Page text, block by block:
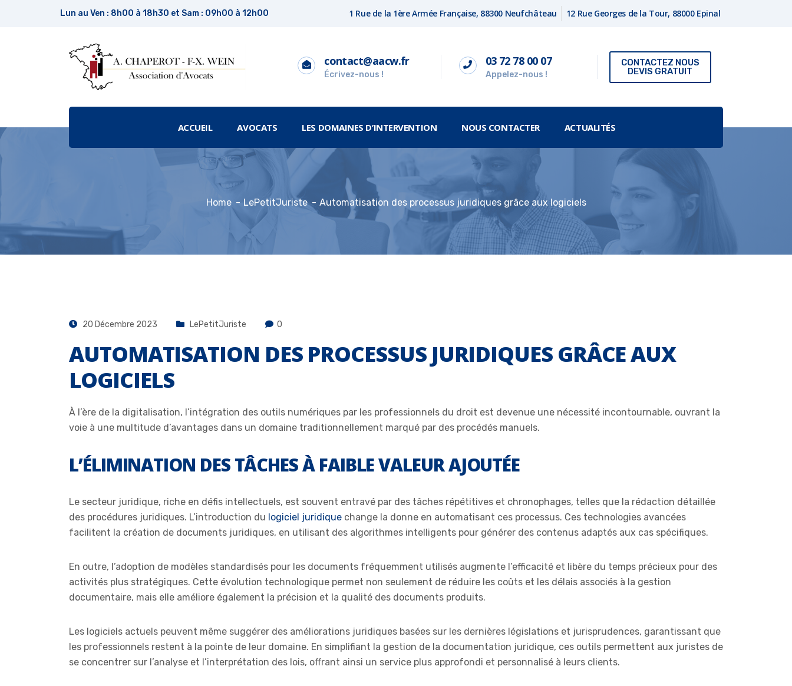
Lun au Ven : 8h00 à 18h30 et Sam : 09h00 à 12h00 1 Rue de la 1ère Armée Française, 88300 Neufchâteau 12 Rue Georges de la Tour, 88000 Epinal
contact@aacw.fr
Écrivez-nous !
03 72 78 00 07
Appelez-nous !
CONTACTEZ NOUS
DEVIS GRATUIT
ACCUEIL AVOCATS LES DOMAINES D’INTERVENTION NOUS CONTACTER ACTUALITÉS
Home LePetitJuriste Automatisation des processus juridiques grâce aux logiciels
20 Décembre 2023 LePetitJuriste 0
AUTOMATISATION DES PROCESSUS JURIDIQUES GRÂCE AUX
LOGICIELS
À l’ère de la digitalisation, l’intégration des outils numériques par les professionnels du droit est devenue une nécessité incontournable, ouvrant la
voie à une multitude d’avantages dans un domaine traditionnellement marqué par des procédés manuels.
L’ÉLIMINATION DES TÂCHES À FAIBLE VALEUR AJOUTÉE
Le secteur juridique, riche en défis intellectuels, est souvent entravé par des tâches répétitives et chronophages, telles que la rédaction détaillée
des procédures juridiques. L’introduction du logiciel juridique change la donne en automatisant ces processus. Ces technologies avancées
facilitent la création de documents juridiques, en utilisant des algorithmes intelligents pour générer des contenus adaptés aux cas spécifiques.
En outre, l’adoption de modèles standardisés pour les documents fréquemment utilisés augmente l’efficacité et libère du temps précieux pour des
activités plus stratégiques. Cette évolution technologique permet non seulement de réduire les coûts et les délais associés à la gestion
documentaire, mais elle améliore également la précision et la qualité des documents produits.
Les logiciels actuels peuvent même suggérer des améliorations juridiques basées sur les dernières législations et jurisprudences, garantissant que
les professionnels restent à la pointe de leur domaine. En simplifiant la gestion de la documentation juridique, ces outils permettent aux juristes de
se concentrer sur l’analyse et l’interprétation des lois, offrant ainsi un service plus approfondi et personnalisé à leurs clients.